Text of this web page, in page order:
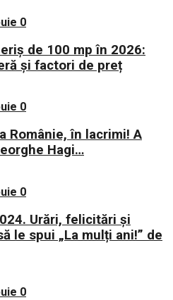
0
de 100 mp în 2026:
și factori de preț
0
Românie, în lacrimi! A
Hagi…
0
Urări, felicitări și
le spui „La mulți ani!” de
0